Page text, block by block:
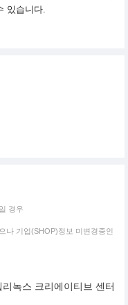
있습니다.
경우
나 기업(SHOP)정보 미변경중인
녹스 크리에이티브 센터